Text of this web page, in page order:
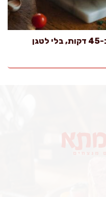
קציצות ברוטב עגבניות מפנק ב-45 דקות, בלי לטגן